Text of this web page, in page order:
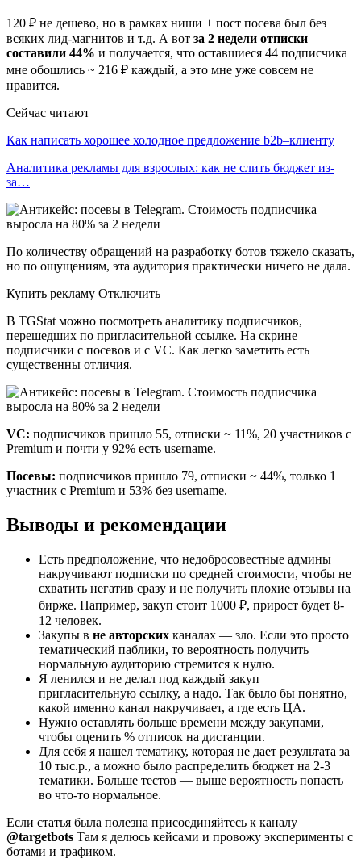
120 ₽ не дешево, но в рамках ниши + пост посева был без
всяких лид-магнитов и т.д. А вот за 2 недели отписки
составили 44% и получается, что оставшиеся 44 подписчика
мне обошлись ~ 216 ₽ каждый, а это мне уже совсем не
нравится.
Сейчас читают
Как написать хорошее холодное предложение b2b–клиенту
Аналитика рекламы для взрослых: как не слить бюджет из-
за…
По количеству обращений на разработку ботов тяжело сказать,
но по ощущениям, эта аудитория практически ничего не дала.
Купить рекламу Отключить
В TGStat можно посмотреть аналитику подписчиков,
перешедших по пригласительной ссылке. На скрине
подписчики с посевов и с VC. Как легко заметить есть
существенны отличия.
VC: подписчиков пришло 55, отписки ~ 11%, 20 участников с
Premium и почти у 92% есть username.
Посевы: подписчиков пришло 79, отписки ~ 44%, только 1
участник с Premium и 53% без username.
Выводы и рекомендации
Есть предположение, что недобросовестные админы
накручивают подписки по средней стоимости, чтобы не
схватить негатив сразу и не получить плохие отзывы на
бирже. Например, закуп стоит 1000 ₽, прирост будет 8-
12 человек.
Закупы в не авторских каналах — зло. Если это просто
тематический паблики, то вероятность получить
нормальную аудиторию стремится к нулю.
Я ленился и не делал под каждый закуп
пригласительную ссылку, а надо. Так было бы понятно,
какой именно канал накручивает, а где есть ЦА.
Нужно оставлять больше времени между закупами,
чтобы оценить % отписок на дистанции.
Для себя я нашел тематику, которая не дает результата за
10 тыс.р., а можно было распределить бюджет на 2-3
тематики. Больше тестов — выше вероятность попасть
во что-то нормальное.
Если статья была полезна присоединяйтесь к каналу
@targetbots Там я делюсь кейсами и провожу эксперименты с
ботами и трафиком.